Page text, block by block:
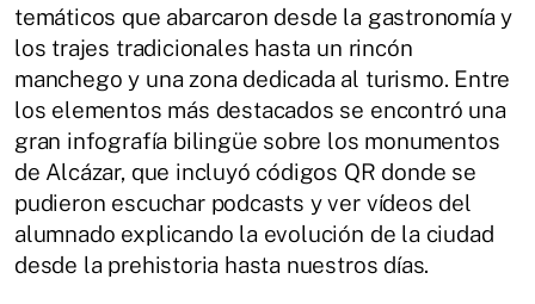
temáticos que abarcaron desde la gastronomía y
los trajes tradicionales hasta un rincón
manchego y una zona dedicada al turismo. Entre
los elementos más destacados se encontró una
gran infografía bilingüe sobre los monumentos
de Alcázar, que incluyó códigos QR donde se
pudieron escuchar podcasts y ver vídeos del
alumnado explicando la evolución de la ciudad
desde la prehistoria hasta nuestros días.